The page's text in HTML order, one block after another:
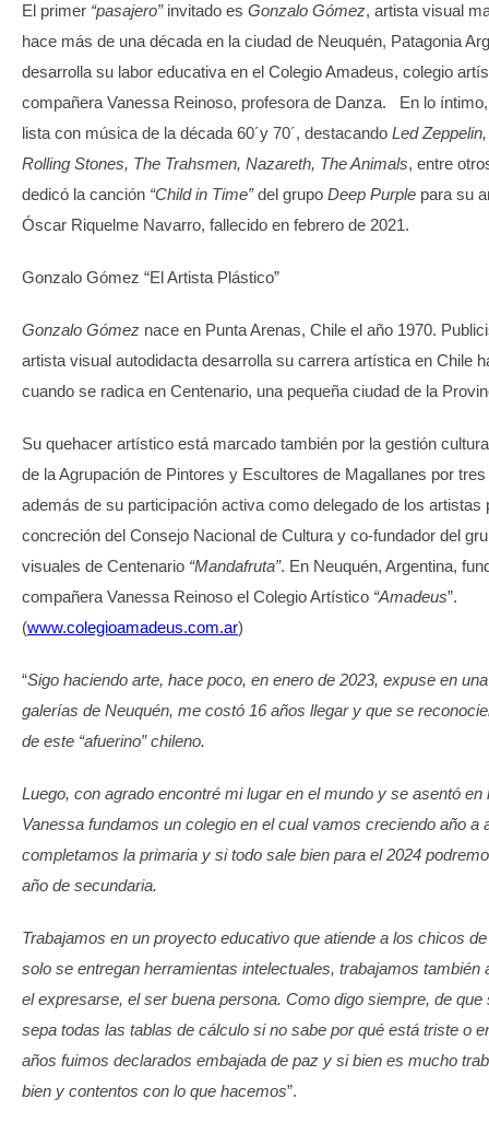
El primer “pasajero”invitado es Gonzalo Gómez, artista visual
hace más de una década en la ciudad de Neuquén, Patagonia
desarrolla su labor educativa en el Colegio Amadeus, colegio
compañera Vanessa Reinoso, profesora de Danza. En lo
lista con música de la década 60´y 70´, destacando Led
Rolling Stones, The Trahsmen, Nazareth, The Animals, entre
dedicó la canción “Child in Time”del grupo Deep Purple para su
Óscar Riquelme Navarro, fallecido en febrero de 2021.
Gonzalo Gómez “El Artista Plástico”
Gonzalo Gómez nace en Punta Arenas, Chile el año 1970.
artista visual autodidacta desarrolla su carrera artística en Chile
cuando se radica en Centenario, una pequeña ciudad de la
Su quehacer artístico está marcado también por la gestión
de la Agrupación de Pintores y Escultores de Magallanes por
además de su participación activa como delegado de los artistas
concreción del Consejo Nacional de Cultura y co-fundador del
visuales de Centenario “Mandafruta”. En Neuquén, Argentina,
compañera Vanessa Reinoso el Colegio Artístico “Amadeus”.
(www.colegioamadeus.com.ar)
“Sigo haciendo arte, hace poco, en enero de 2023, expuse en
galerías de Neuquén, me costó 16 años llegar y que se
de este “afuerino” chileno.
Luego, con agrado encontré mi lugar en el mundo y se asentó en
Vanessa fundamos un colegio en el cual vamos creciendo año a
completamos la primaria y si todo sale bien para el 2024
año de secundaria.
Trabajamos en un proyecto educativo que atiende a los chicos
solo se entregan herramientas intelectuales, trabajamos también
el expresarse, el ser buena persona. Como digo siempre, de que
sepa todas las tablas de cálculo si no sabe por qué está triste o
años fuimos declarados embajada de paz y si bien es mucho
bien y contentos con lo que hacemos”.